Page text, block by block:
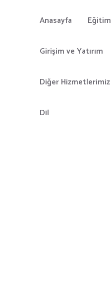
Anasayfa Eğitim
Girişim ve Yatırım
Diğer Hizmetlerimiz
Dil